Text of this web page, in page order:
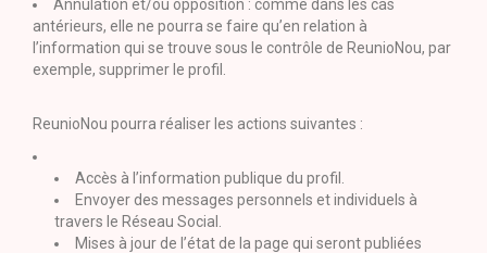
Annulation et/ou opposition : comme dans les cas
antérieurs, elle ne pourra se faire qu’en relation à
l’information qui se trouve sous le contrôle de ReunioNou, par
exemple, supprimer le profil.
ReunioNou pourra réaliser les actions suivantes :
Accès à l’information publique du profil.
Envoyer des messages personnels et individuels à
travers le Réseau Social.
Mises à jour de l’état de la page qui seront publiées